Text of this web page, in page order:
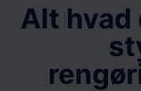
Alt hvad